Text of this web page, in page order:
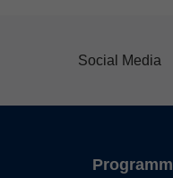
Social Media
Programm